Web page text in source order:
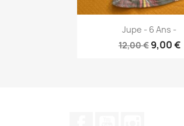
Aperçu rapide
Jupe - 6 Ans -
12,00 € 9,00 €